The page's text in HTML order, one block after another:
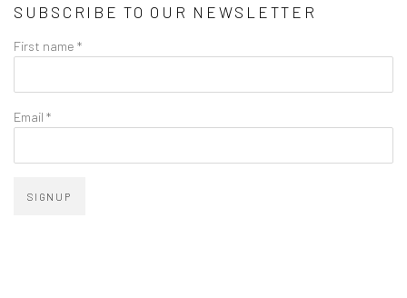
SUBSCRIBE TO OUR NEWSLETTER
First name *
Email *
SIGNUP